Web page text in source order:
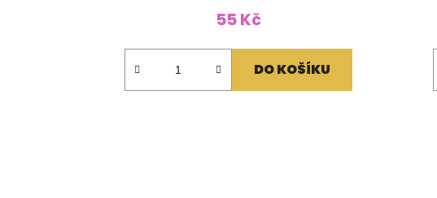
55 Kč
DO KOŠÍKU